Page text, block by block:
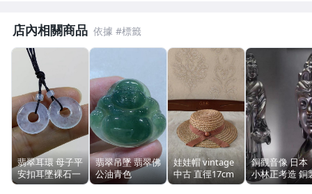
玩具、模型與公仔
男性精品與服飾
偶像、球員卡與郵幣
女裝與服飾配件
手錶與飾品配件
女包精品與女鞋
店內相關商品
翡翠耳環 母子平
安扣耳墜裸石一
對附檢測書
翡翠吊墜 翡翠佛
公油青色
35.4x39x6.1mm
娃娃帽 vintage
中古 直徑17cm
內徑8.5cm 微瑕
銅觀音像 日本
小林正考造 銅
提籃觀音 高